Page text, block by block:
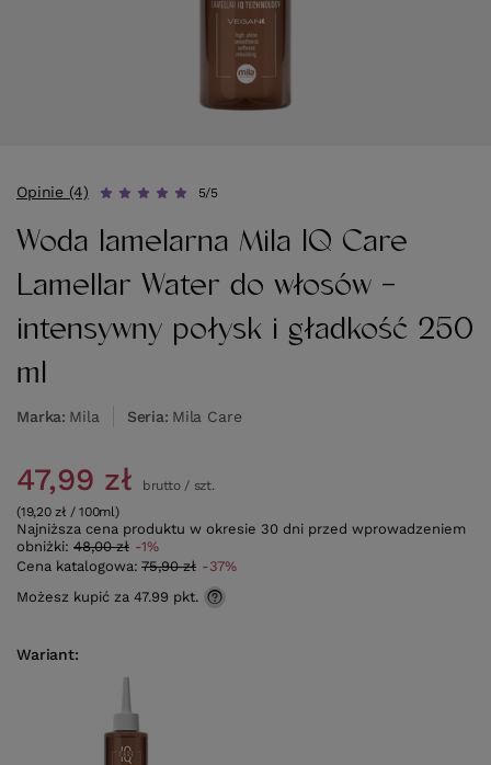
Opinie (4) 5/5
Woda lamelarna Mila IQ Care
Lamellar Water do włosów -
intensywny połysk i gładkość 250
ml
Marka Mila Seria Mila Care
Wariant
47,99 zł brutto/ szt.
(19,20 zł / 100ml)
Najniższa cena produktu w okresie 30 dni przed wprowadzeniem
obniżki: 48,00 zł -1%
Cena katalogowa: 75,90 zł -37%
Możesz kupić za 47.99 pkt.